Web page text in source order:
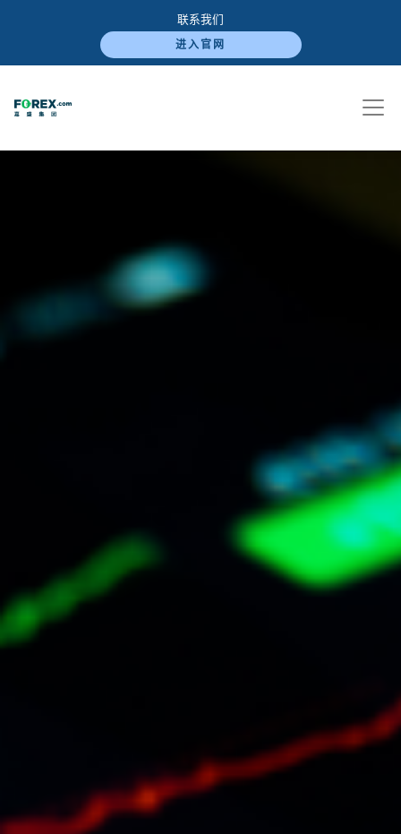
联系我们
进入官网